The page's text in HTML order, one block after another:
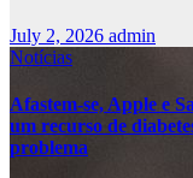
July 2, 2026 admin
Notícias
Afastem-se, Apple e
um recurso de
problema